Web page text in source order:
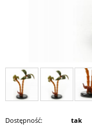
Dostępność: tak